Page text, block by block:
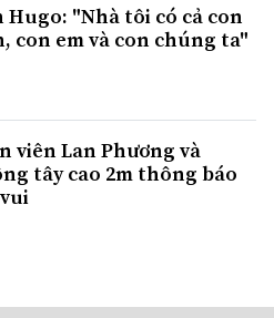
Hugo: "Nhà tôi có cả con
con em và con chúng ta"
viên Lan Phương và
tây cao 2m thông báo